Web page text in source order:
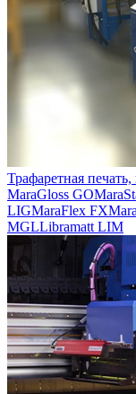
Трафаретная
MaraGloss GO
LIGMaraFlex FX
MGLLibramatt LIM